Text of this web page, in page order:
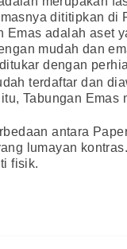
dititipkan
Emas adalah aset
mudah dan
dengan
terdaftar dan
Tabungan
antara
lumayan
fisik.